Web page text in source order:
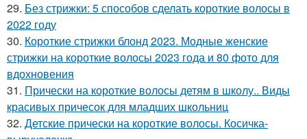
29. Без стрижки: 5 способов сделать короткие волосы в
2022 году
30. Короткие стрижки блонд 2023. Модные женские
стрижки на короткие волосы 2023 года и 80 фото для
вдохновения
31. Прически на короткие волосы детям в школу.. Виды
красивых причесок для младших школьниц
32. Детские прически на короткие волосы. Косичка-